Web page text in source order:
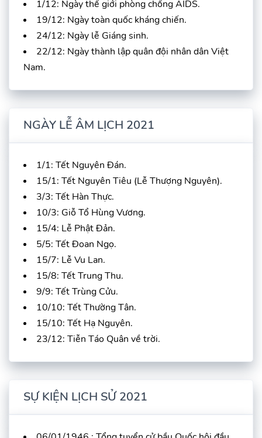
1/12: Ngày thế giới phòng chống AIDS.
19/12: Ngày toàn quốc kháng chiến.
24/12: Ngày lễ Giáng sinh.
22/12: Ngày thành lập quân đội nhân dân Việt
Nam.
NGÀY LỄ ÂM LỊCH 2021
1/1: Tết Nguyên Đán.
15/1: Tết Nguyên Tiêu (Lễ Thượng Nguyên).
3/3: Tết Hàn Thực.
10/3: Giỗ Tổ Hùng Vương.
15/4: Lễ Phật Đản.
5/5: Tết Đoan Ngọ.
15/7: Lễ Vu Lan.
15/8: Tết Trung Thu.
9/9: Tết Trùng Cửu.
10/10: Tết Thường Tân.
15/10: Tết Hạ Nguyên.
23/12: Tiễn Táo Quân về trời.
SỰ KIỆN LỊCH SỬ 2021